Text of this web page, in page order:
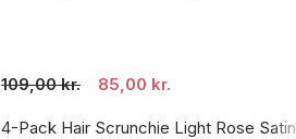
109,00 kr. 85,00 kr.
4-Pack Hair Scrunchie Light Rose Satin